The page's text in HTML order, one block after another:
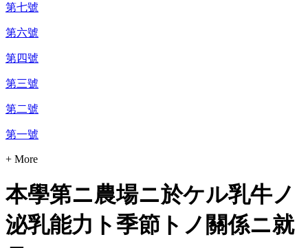
第七號
第六號
第四號
第三號
第二號
第一號
+ More
本學第ニ農場ニ於ケル乳牛ノ
泌乳能力ト季節トノ關係ニ就